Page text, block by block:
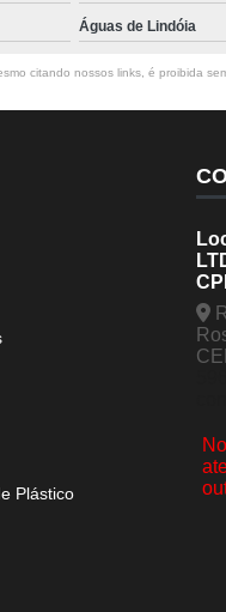
Águas de Lindóia
citando nossos links, é proibida
Plástico